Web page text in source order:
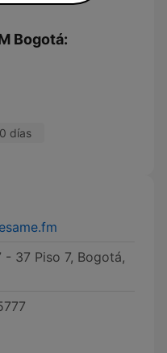
Bogotá:
días
- 37 Piso 7, Bogotá,